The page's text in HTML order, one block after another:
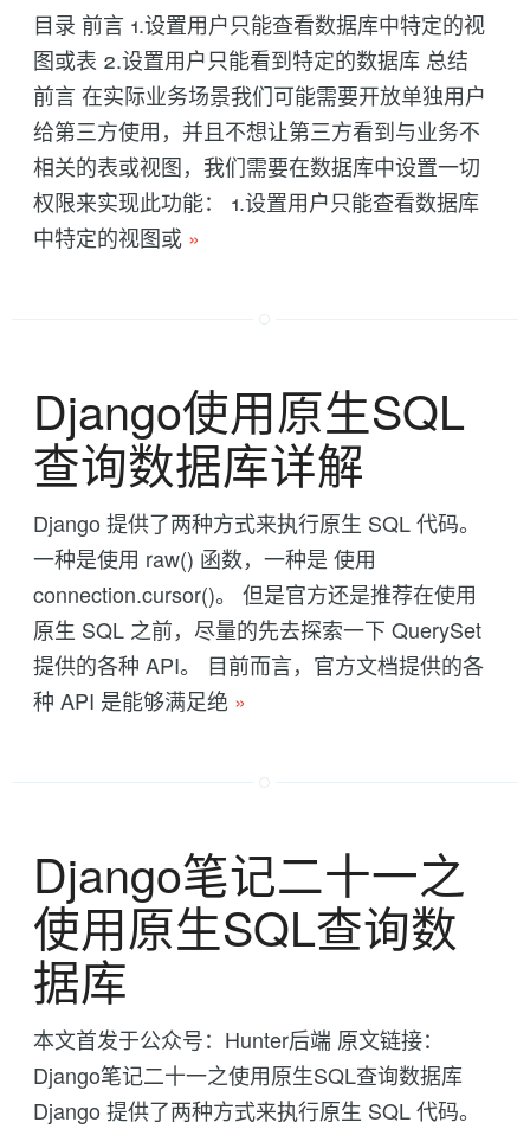
目录 前言 1.设置用户只能查看数据库中特定的视
图或表 2.设置用户只能看到特定的数据库 总结
前言 在实际业务场景我们可能需要开放单独用户
给第三方使用，并且不想让第三方看到与业务不
相关的表或视图，我们需要在数据库中设置一切
权限来实现此功能： 1.设置用户只能查看数据库
中特定的视图或 »
Django使用原生SQL
查询数据库详解
Django 提供了两种方式来执行原生 SQL 代码。
一种是使用 raw() 函数，一种是 使用
connection.cursor()。 但是官方还是推荐在使用
原生 SQL 之前，尽量的先去探索一下 QuerySet
提供的各种 API。 目前而言，官方文档提供的各
种 API 是能够满足绝 »
Django笔记二十一之
使用原生SQL查询数
据库
本文首发于公众号：Hunter后端 原文链接：
Django笔记二十一之使用原生SQL查询数据库
Django 提供了两种方式来执行原生 SQL 代码。